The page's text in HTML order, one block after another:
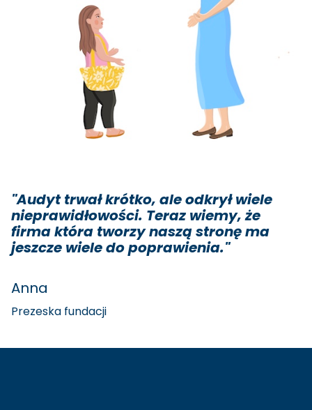
"Audyt trwał krótko, ale odkrył wiele
nieprawidłowości. Teraz wiemy, że
firma która tworzy naszą stronę ma
jeszcze wiele do poprawienia."
Anna
Prezeska fundacji